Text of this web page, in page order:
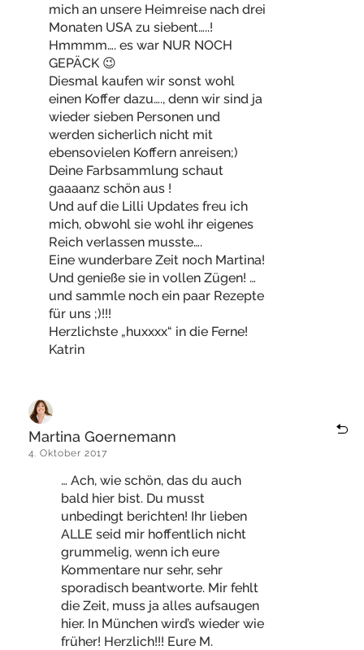
mich an unsere Heimreise nach drei
Monaten USA zu siebent…..!
Hmmmm…. es war NUR NOCH
GEPÄCK 😉
Diesmal kaufen wir sonst wohl
einen Koffer dazu…., denn wir sind ja
wieder sieben Personen und
werden sicherlich nicht mit
ebensovielen Koffern anreisen;)
Deine Farbsammlung schaut
gaaaanz schön aus !
Und auf die Lilli Updates freu ich
mich, obwohl sie wohl ihr eigenes
Reich verlassen musste….
Eine wunderbare Zeit noch Martina!
Und genieße sie in vollen Zügen! …
und sammle noch ein paar Rezepte
für uns ;)!!!
Herzlichste „huxxxx“ in die Ferne!
Katrin
Martina Goernemann
4. Oktober 2017
… Ach, wie schön, das du auch
bald hier bist. Du musst
unbedingt berichten! Ihr lieben
ALLE seid mir hoffentlich nicht
grummelig, wenn ich eure
Kommentare nur sehr, sehr
sporadisch beantworte. Mir fehlt
die Zeit, muss ja alles aufsaugen
hier. In München wird’s wieder wie
früher! Herzlich!!! Eure M.